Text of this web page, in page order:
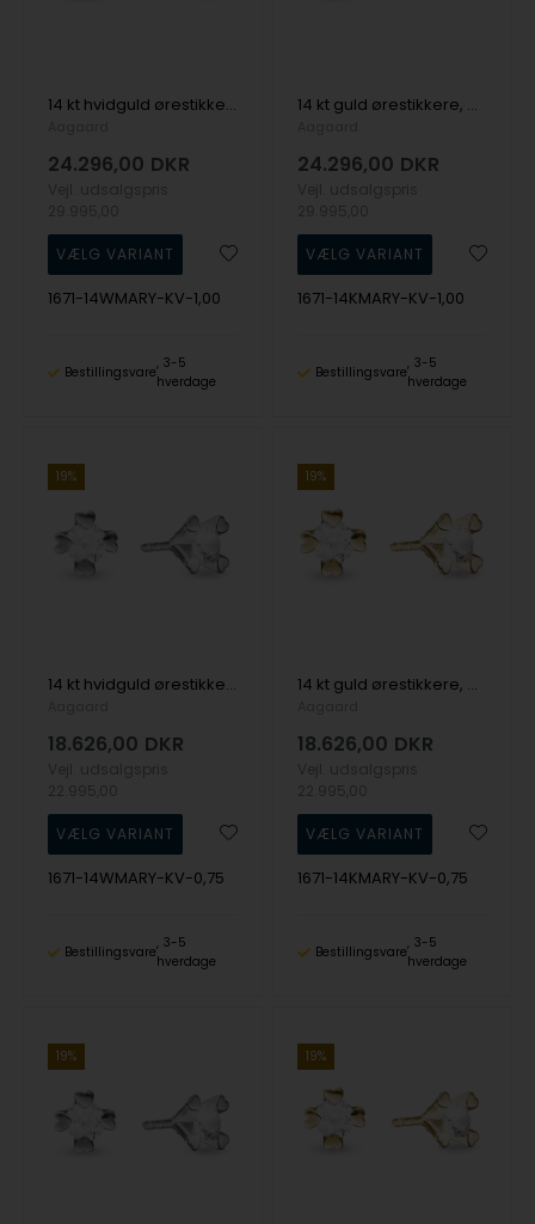
14 kt hvidguld ørestikkere, Mary serien by Aagaard med ialt 2,00 ct labgrown diamanter
24.296,00 DKR
1671-14WMARY-KV-1,00
Bestillingsvare
3-5
hverdage
14 kt guld ørestikkere, Mary serien by Aagaard med ialt 2,00 ct labgrown diamanter
24.296,00 DKR
1671-14KMARY-KV-1,00
Bestillingsvare
3-5
hverdage
19%
14 kt hvidguld ørestikkere, Mary serien by Aagaard med ialt 1,50 ct labgrown diamanter
18.626,00 DKR
1671-14WMARY-KV-0,75
Bestillingsvare
3-5
hverdage
19%
14 kt guld ørestikkere, Mary serien by Aagaard med ialt 1,50 ct labgrown diamanter
18.626,00 DKR
1671-14KMARY-KV-0,75
Bestillingsvare
3-5
hverdage
19% 19%